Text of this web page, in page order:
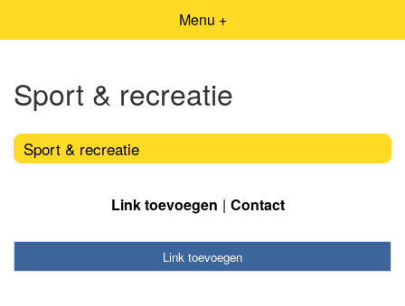
Menu +
Sport & recreatie
Sport & recreatie
Link toevoegen Contact
Link toevoegen